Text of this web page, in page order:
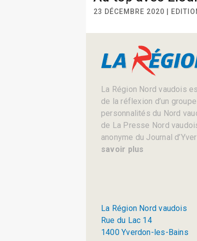
23 DÉCEMBRE 2020 |
La Région Nord vaudois
de la réflexion d’un
personnalités du Nord
de La Presse Nord
anonyme du Journal
savoir plus
La Région Nord vaudois
Rue du Lac 14
1400 Yverdon-les-Bains